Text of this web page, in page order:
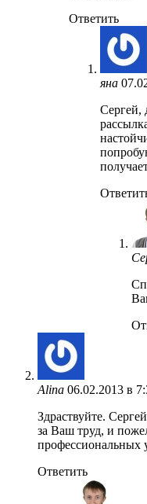
Ответить
яна
Сергей,
Alina 06.02.2013 в
Здраствуйте.
за Ваш труд, и
профессиональных
Ответить